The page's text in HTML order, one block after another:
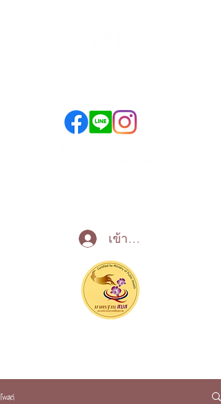
เข้าสู่ระบบ
โพสต์